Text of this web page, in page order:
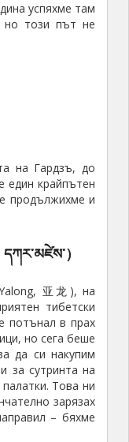
успяхме там
този път не
на Гардзъ, до
един крайпътен
продължихме и
）
亚龙), на
тибетски
потънал в прах
но сега беше
да си накупим
за сутринта на
Това ни
зарязах
– бяхме